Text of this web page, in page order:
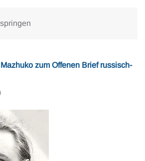
zum Offenen Brief russisch-